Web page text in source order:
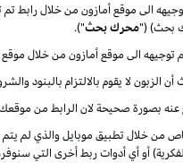
الى موقع أمازون من خلال رابط
بحث) ("محرك بحث").
توجيهه الى موقع أمازون من خلال
الزبون لا يقوم بالالتزام بالبنود
عنه بصورة صحيحة لان الرابط من
خلال تطبيق موبايل والذي لم يتم
أو أي أدوات ربط أخرى التي